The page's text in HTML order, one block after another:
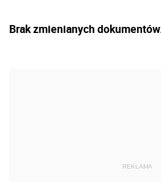
Brak zmienianych